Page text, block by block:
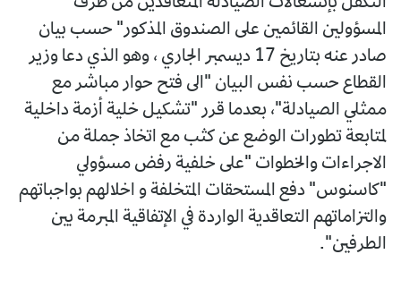
المسؤولين القائمين على الصندوق المذكور" حسب بيان
صادر عنه بتاريخ 17 ديسمبر الجاري ، وهو الذي دعا وزير
القطاع حسب نفس البيان "الى فتح حوار مباشر مع
ممثلي الصيادلة"، بعدما قرر "تشكيل خلية أزمة داخلية
لمتابعة تطورات الوضع عن كثب مع اتخاذ جملة من
الاجراءات والخطوات "على خلفية رفض مسؤولي
"كاسنوس" دفع المستحقات المتخلفة و اخلالهم بواجباتهم
والتزاماتهم التعاقدية الواردة في الإتفاقية المبرمة بين
الطرفين".